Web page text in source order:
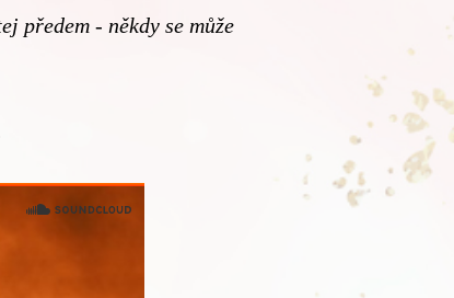
předem - někdy se může